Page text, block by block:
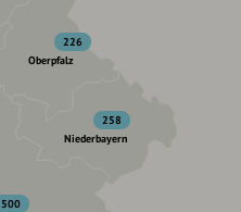
Oberpfalz
226
500
Niederbayern
258